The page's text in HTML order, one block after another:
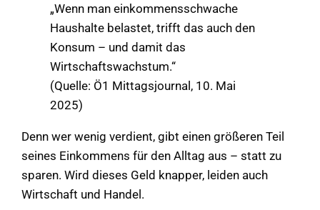
„Wenn man einkommensschwache
Haushalte belastet, trifft das auch den
Konsum – und damit das
Wirtschaftswachstum.“
(Quelle: Ö1 Mittagsjournal, 10. Mai
2025)
Denn wer wenig verdient, gibt einen größeren Teil
seines Einkommens für den Alltag aus – statt zu
sparen. Wird dieses Geld knapper, leiden auch
Wirtschaft und Handel.